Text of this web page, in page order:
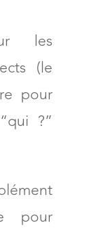
les
(le
pour
?”
pour